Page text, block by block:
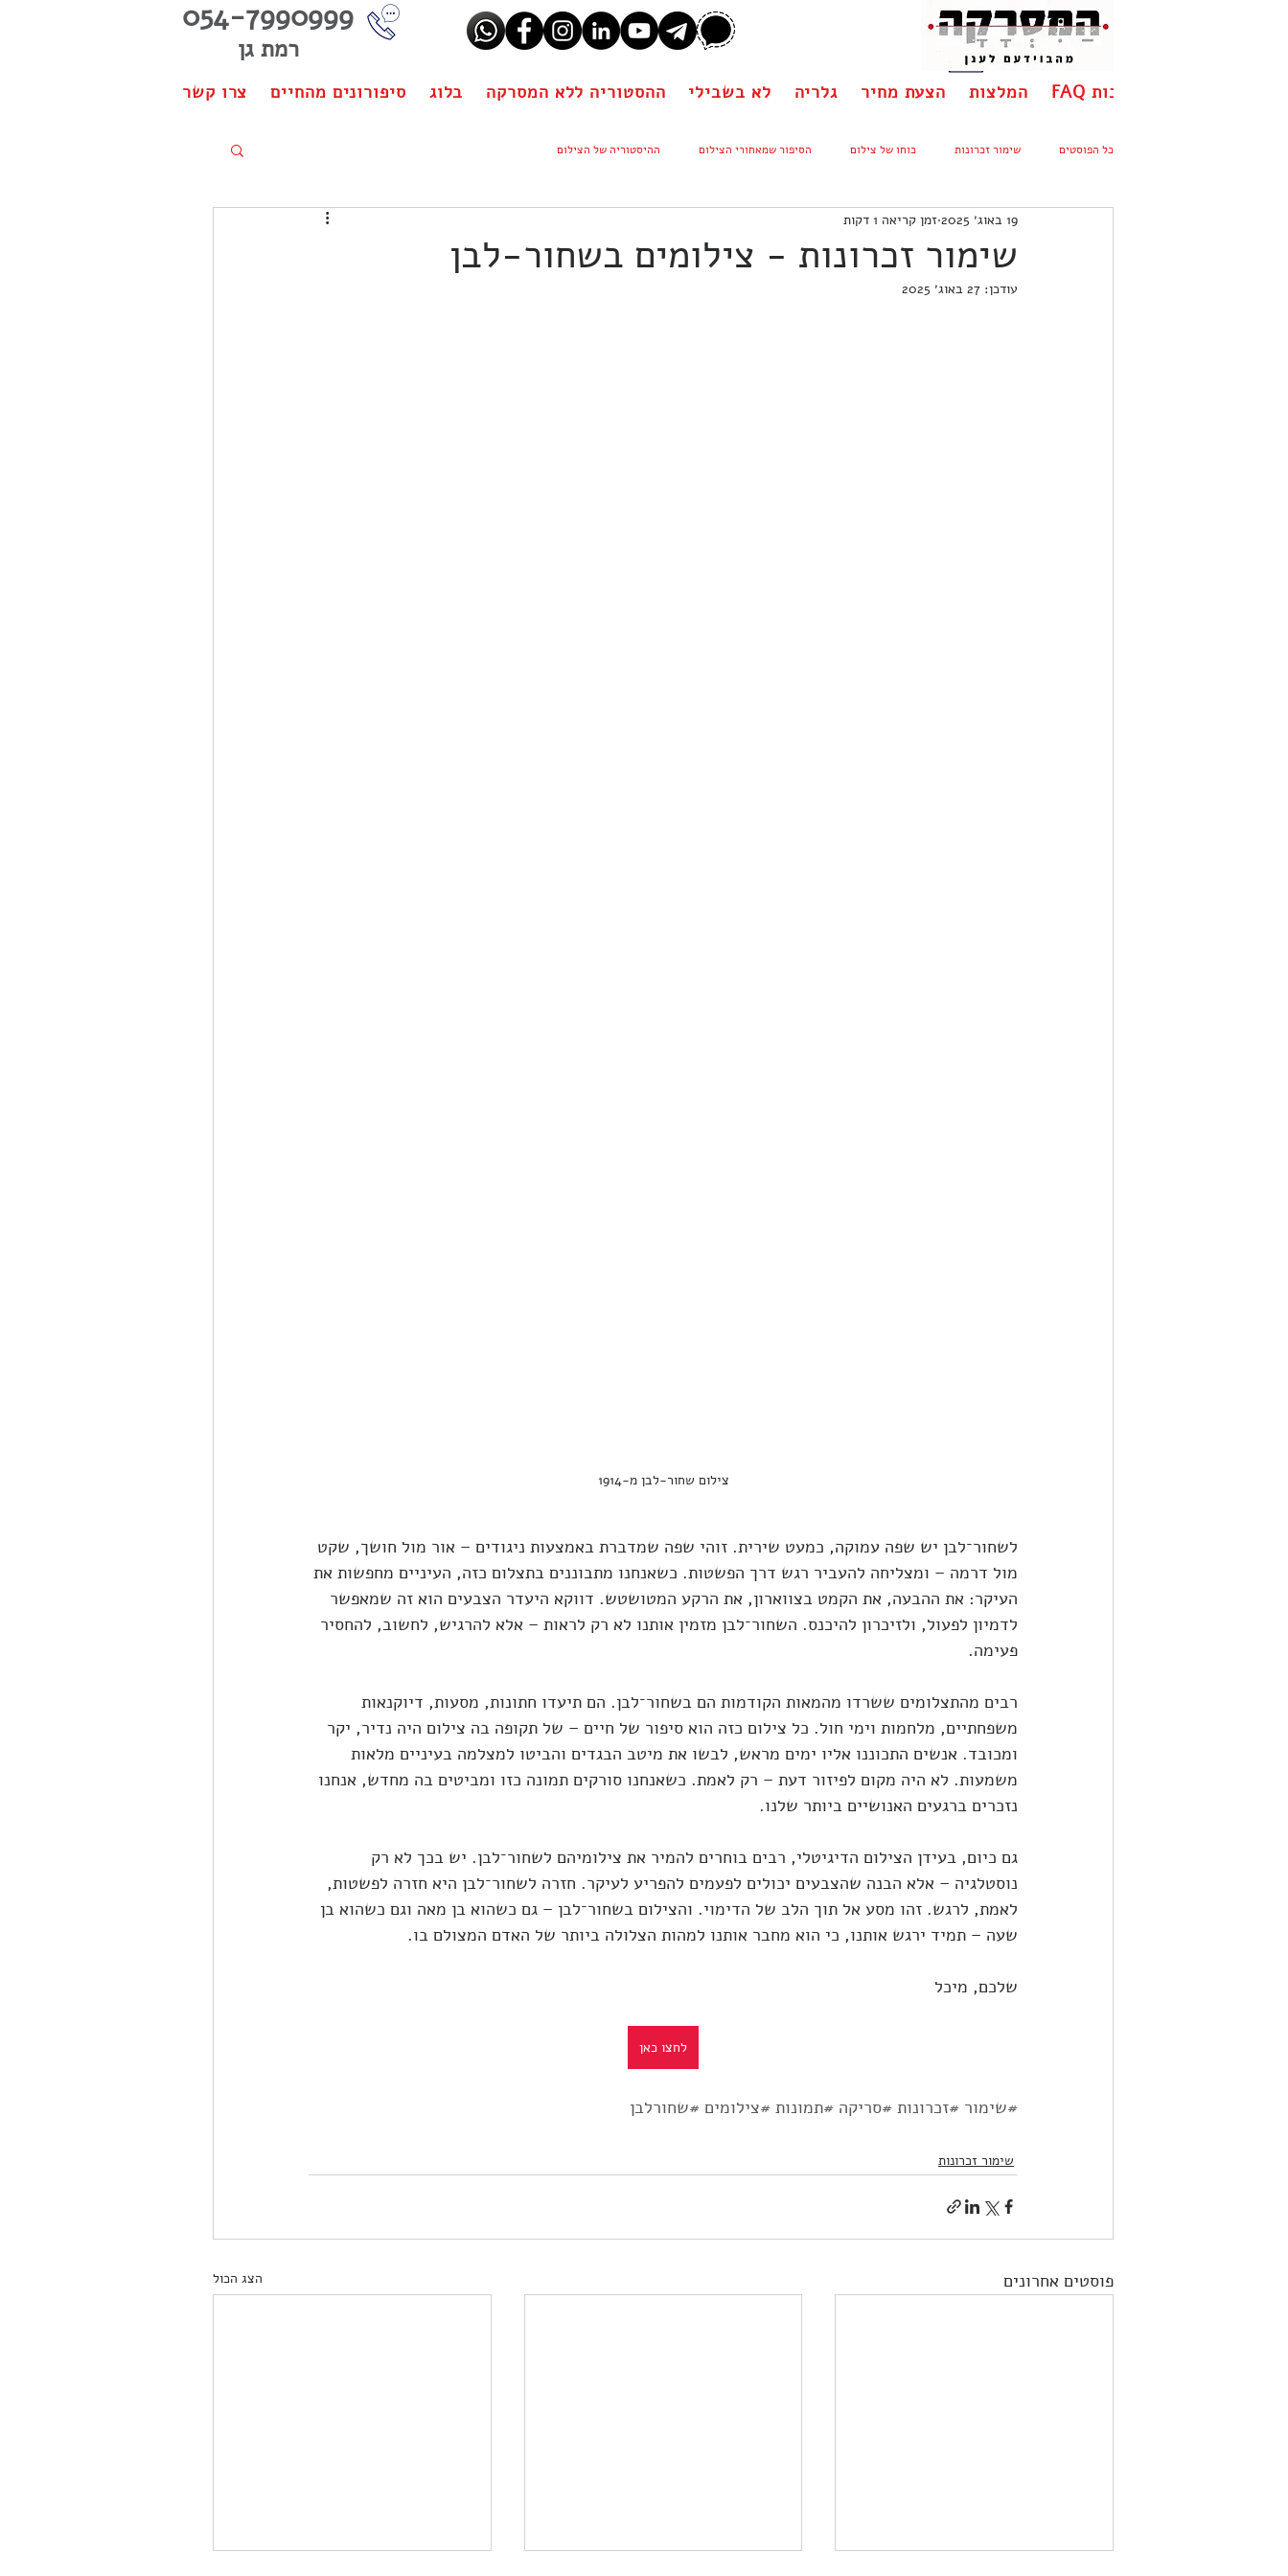
054-7990999
רמת גן
שאלות ותשובות FAQ המלצות הצעת מחיר גלריה לא בשבילי ההסטוריה ללא המסרקה בלוג סיפורונים מהחיים צרו קשר
כל הפוסטים שימור זכרונות כוחו של צילום הסיפור שמאחורי הצילום ההיסטוריה של הצילום
שימור זכרונות - צילומים בשחור-לבן
19 באוג׳ 2025 זמן קריאה 1 דקות
עודכן: 27 באוג׳ 2025
צילום שחור-לבן מ-1914
לשחור־לבן יש שפה עמוקה, כמעט שירית. זוהי שפה שמדברת באמצעות ניגודים – אור מול חושך, שקט
מול דרמה – ומצליחה להעביר רגש דרך הפשטות. כשאנחנו מתבוננים בתצלום כזה, העיניים מחפשות את
העיקר: את ההבעה, את הקמט בצווארון, את הרקע המטושטש. דווקא היעדר הצבעים הוא זה שמאפשר
לדמיון לפעול, ולזיכרון להיכנס. השחור־לבן מזמין אותנו לא רק לראות – אלא להרגיש, לחשוב, להחסיר
פעימה.
רבים מהתצלומים ששרדו מהמאות הקודמות הם בשחור־לבן. הם תיעדו חתונות, מסעות, דיוקנאות
משפחתיים, מלחמות וימי חול. כל צילום כזה הוא סיפור של חיים – של תקופה בה צילום היה נדיר, יקר
ומכובד. אנשים התכוננו אליו ימים מראש, לבשו את מיטב הבגדים והביטו למצלמה בעיניים מלאות
משמעות. לא היה מקום לפיזור דעת – רק לאמת. כשאנחנו סורקים תמונה כזו ומביטים בה מחדש, אנחנו
נזכרים ברגעים האנושיים ביותר שלנו.
גם כיום, בעידן הצילום הדיגיטלי, רבים בוחרים להמיר את צילומיהם לשחור־לבן. יש בכך לא רק
נוסטלגיה – אלא הבנה שהצבעים יכולים לפעמים להפריע לעיקר. חזרה לשחור־לבן היא חזרה לפשטות,
לאמת, לרגש. זהו מסע אל תוך הלב של הדימוי. והצילום בשחור־לבן – גם כשהוא בן מאה וגם כשהוא בן
שעה – תמיד ירגש אותנו, כי הוא מחבר אותנו למהות הצלולה ביותר של האדם המצולם בו.
שלכם, מיכל
לחצו כאן
#שימור #זכרונות #סריקה #תמונות #צילומים #שחורלבן
שימור זכרונות
פוסטים אחרונים הצג הכול